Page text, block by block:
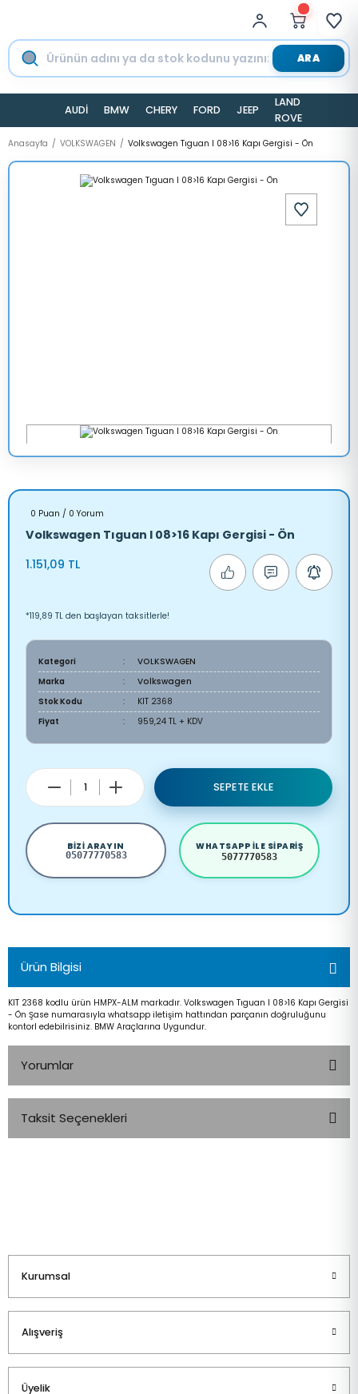
ARA
AUDİ BMW CHERY FORD JEEP
LAND
ROVER
Anasayfa VOLKSWAGEN Volkswagen Tıguan I 08>16 Kapı Gergisi - Ön
0 Puan / 0 Yorum
Volkswagen Tıguan I 08>16 Kapı Gergisi - Ön
1.151,09 TL
*119,89 TL den başlayan taksitlerle!
Kategori
VOLKSWAGEN
Marka
Volkswagen
Stok Kodu
KIT 2368
Fiyat
959,24 TL + KDV
SEPETE EKLE
BIZI ARAYIN
05077770583
WHATSAPP ILE SIPARIŞ
5077770583
Ürün Bilgisi
KIT 2368 kodlu ürün HMPX-ALM markadır. Volkswagen Tıguan I 08>16 Kapı Gergisi
- Ön Şase numarasıyla whatsapp iletişim hattından parçanın doğruluğunu
kontorl edebilrisiniz. BMW Araçlarına Uygundur.
Yorumlar
Taksit Seçenekleri
Kurumsal
Alışveriş
Üyelik